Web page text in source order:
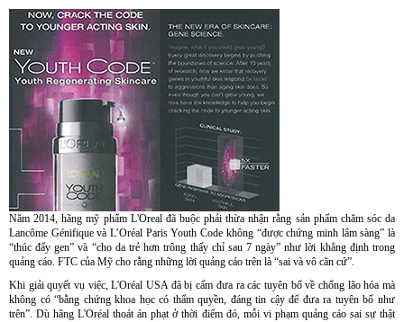
Năm 2014, hãng mỹ phẩm L'Oreal đã buộc phải thừa nhận rằng sản phẩm chăm sóc da
Lancôme Génifique và L’Oréal Paris Youth Code không “được chứng minh lâm sàng” là
“thúc đẩy gen” và “cho da trẻ hơn trông thấy chỉ sau 7 ngày” như lời khẳng định trong
quảng cáo. FTC của Mỹ cho rằng những lời quảng cáo trên là “sai và vô căn cứ”.
Khi giải quyết vụ việc, L'Oréal USA đã bị cấm đưa ra các tuyên bố về chống lão hóa mà
không có “bằng chứng khoa học có thẩm quyền, đáng tin cậy để đưa ra tuyên bố như
trên”. Dù hãng L'Oréal thoát án phạt ở thời điểm đó, mỗi vi phạm quảng cáo sai sự thật